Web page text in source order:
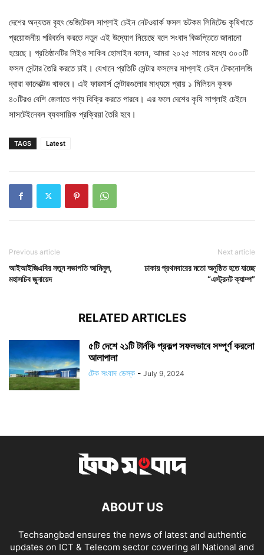
দেশের অন্যতম বৃহৎ ভেজিটেবল সাপ্লাই চেইন নেটওয়ার্ক ফসল ডটকম লিমিটেড কৃষিখাতে
প্রয়োজনীয় পরিবর্তন করতে নতুন এই উদ্যোগ নিয়েছে বলে সংবাদ বিজ্ঞপ্তিতে জানানো
হয়েছে। প্রতিষ্ঠানটির সিইও সাকিব হোসাইন বলেন, আমরা ২০২৫ সালের মধ্যে ৩০০টি
ফসল সেন্টার তৈরি করতে চাই। যেখানে প্রতিটি সেন্টার ফসলের সাপ্লাই চেইন টেকনোলজি
দ্বারা কানেক্টেড থাকবে। এই ফারমার্স সেন্টারগুলোর মাধ্যমে প্রায় ১ মিলিয়ন কৃষক
৪০টিরও বেশি জেলাতে পণ্য বিক্রি করতে পারবে। এর ফলে দেশের কৃষি সাপ্লাই চেইনে
সাসটেইনেবল ব্যবসায়িক প্রক্রিয়া তৈরি হবে।
TAGS Latest
Previous article
আইআইজিএবির নতুন সভাপতি আমিনুল,
মহাসচিব জুনায়েদ
Next article
ঢাকায় প্রথমবারের মতো অনুষ্ঠিত হতে যাচ্ছে
“এস্ট্রনট ক্যাম্প”
RELATED ARTICLES
৫টি দেশে ২১টি টার্নকি প্রকল্প সফলভাবে সম্পূর্ণ করলো
আলাপালা
টেক সংবাদ ডেস্ক - July 9, 2024
ABOUT US
Techsangbad ensures the news of latest and authentic
updates on ICT & Telecom sector covering all National and